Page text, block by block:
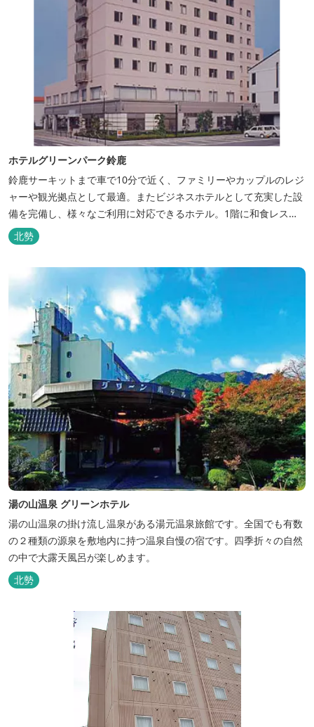
ホテルグリーンパーク鈴鹿
鈴鹿サーキットまで車で10分で近く、ファミリーやカップルのレジ
ャーや観光拠点として最適。またビジネスホテルとして充実した設
備を完備し、様々なご利用に対応できるホテル。1階に和食レスト
ランみやびを併設。
北勢
湯の山温泉 グリーンホテル
湯の山温泉の掛け流し温泉がある湯元温泉旅館です。全国でも有数
の２種類の源泉を敷地内に持つ温泉自慢の宿です。四季折々の自然
の中で大露天風呂が楽しめます。
北勢